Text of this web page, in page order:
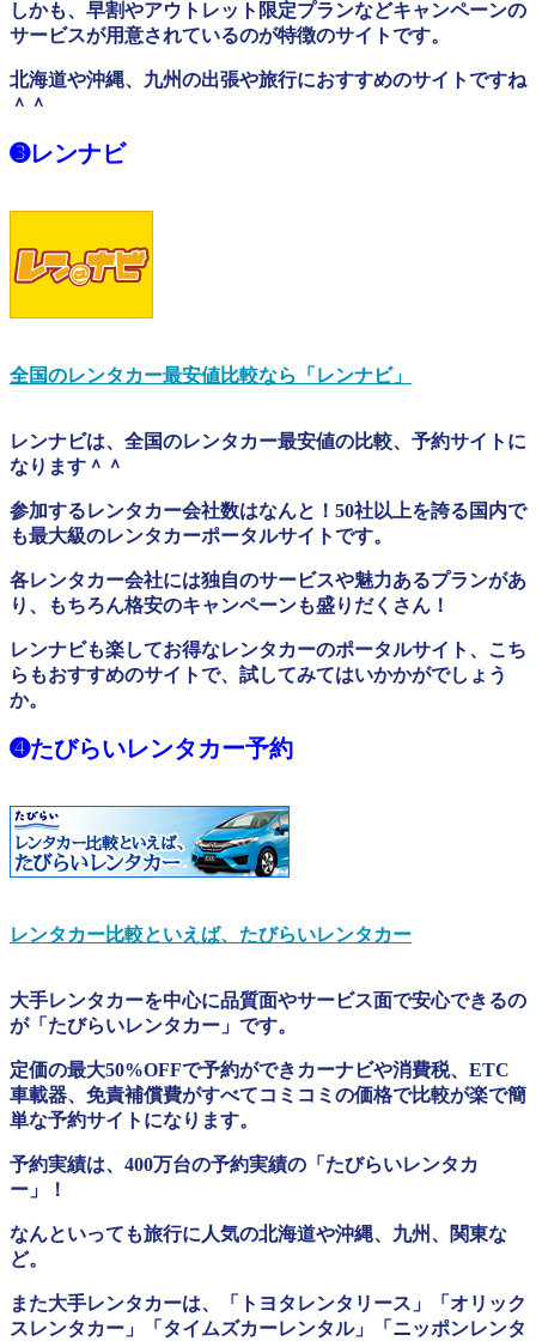
しかも、早割やアウトレット限定プランなどキャンペーンの
サービスが用意されているのが特徴のサイトです。
北海道や沖縄、九州の出張や旅行におすすめのサイトですね
＾＾
➌レンナビ
全国のレンタカー最安値比較なら「レンナビ」
レンナビは、全国のレンタカー最安値の比較、予約サイトに
なります＾＾
参加するレンタカー会社数はなんと！50社以上を誇る国内で
も最大級のレンタカーポータルサイトです。
各レンタカー会社には独自のサービスや魅力あるプランがあ
り、もちろん格安のキャンペーンも盛りだくさん！
レンナビも楽してお得なレンタカーのポータルサイト、こち
らもおすすめのサイトで、試してみてはいかかがでしょう
か。
➍たびらいレンタカー予約
レンタカー比較といえば、たびらいレンタカー
大手レンタカーを中心に品質面やサービス面で安心できるの
が「たびらいレンタカー」です。
定価の最大50%OFFで予約ができカーナビや消費税、ETC
車載器、免責補償費がすべてコミコミの価格で比較が楽で簡
単な予約サイトになります。
予約実績は、400万台の予約実績の「たびらいレンタカ
ー」！
なんといっても旅行に人気の北海道や沖縄、九州、関東な
ど。
また大手レンタカーは、「トヨタレンタリース」「オリック
スレンタカー」「タイムズカーレンタル」「ニッポンレンタ